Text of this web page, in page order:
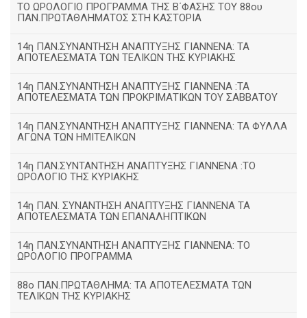
ΤΟ ΩΡΟΛΟΓΙΟ ΠΡΟΓΡΑΜΜΑ ΤΗΣ Β΄ΦΑΣΗΣ ΤΟΥ 88ου
ΠΑΝ.ΠΡΩΤΑΘΛΗΜΑΤΟΣ ΣΤΗ ΚΑΣΤΟΡΙΑ
14η ΠΑΝ.ΣΥΝΑΝΤΗΣΗ ΑΝΑΠΤΥΞΗΣ ΓΙΑΝΝΕΝΑ: ΤΑ
ΑΠΟΤΕΛΕΣΜΑΤΑ ΤΩΝ ΤΕΛΙΚΩΝ ΤΗΣ ΚΥΡΙΑΚΗΣ
14η ΠΑΝ.ΣΥΝΑΝΤΗΣΗ ΑΝΑΠΤΥΞΗΣ ΓΙΑΝΝΕΝΑ :ΤΑ
ΑΠΟΤΕΛΕΣΜΑΤΑ ΤΩΝ ΠΡΟΚΡΙΜΑΤΙΚΩΝ ΤΟΥ ΣΑΒΒΑΤΟΥ
14η ΠΑΝ.ΣΥΝΑΝΤΗΣΗ ΑΝΑΠΤΥΞΗΣ ΓΙΑΝΝΕΝΑ: ΤΑ ΦΥΛΛΑ
ΑΓΩΝΑ ΤΩΝ ΗΜΙΤΕΛΙΚΩΝ
14η ΠΑΝ.ΣΥΝΤΑΝΤΗΣΗ ΑΝΑΠΤΥΞΗΣ ΓΙΑΝΝΕΝΑ :ΤΟ
ΩΡΟΛΟΓΙΟ ΤΗΣ ΚΥΡΙΑΚΗΣ
14η ΠΑΝ. ΣΥΝΑΝΤΗΣΗ ΑΝΑΠΤΥΞΗΣ ΓΙΑΝΝΕΝΑ ΤΑ
ΑΠΟΤΕΛΕΣΜΑΤΑ ΤΩΝ ΕΠΑΝΑΛΗΠΤΙΚΩΝ
14η ΠΑΝ.ΣΥΝΑΝΤΗΣΗ ΑΝΑΠΤΥΞΗΣ ΓΙΑΝΝΕΝΑ: ΤΟ
ΩΡΟΛΟΓΙΟ ΠΡΟΓΡΑΜΜΑ
88ο ΠΑΝ.ΠΡΩΤΑΘΛΗΜΑ: ΤΑ ΑΠΟΤΕΛΕΣΜΑΤΑ ΤΩΝ
ΤΕΛΙΚΩΝ ΤΗΣ ΚΥΡΙΑΚΗΣ